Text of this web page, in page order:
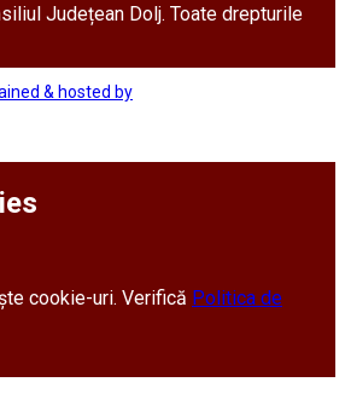
Județean Dolj. Toate drepturile
& hosted by
cookie-uri. Verifică Politica de